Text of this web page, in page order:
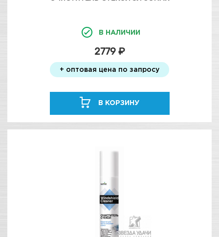
В НАЛИЧИИ
2779 ₽
+ оптовая цена по запросу
В КОРЗИНУ